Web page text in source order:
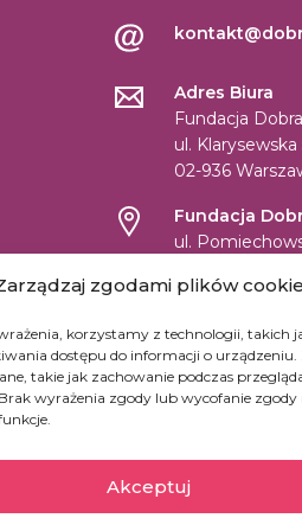
zgodami plików cookie
korzystamy z technologii, takich
dostępu do informacji o urządzeniu.
takie jak zachowanie podczas
wyrażenia zgody lub wycofanie zgody
Akceptuj
Adres Biura
Fundacja
ul. Klarysewska
02-936
Fundacja
ul.
REGON:
KRS:
Numer konta dla
Konta dla innych